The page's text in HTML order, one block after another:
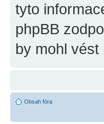
tyto
phpBB
by mohl
Obsah fóra